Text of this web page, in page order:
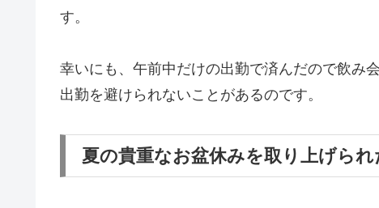
す。
幸いにも、午前中だけの出勤で済んだので飲み
出勤を避けられないことがあるのです。
夏の貴重なお盆休みを取り上げら